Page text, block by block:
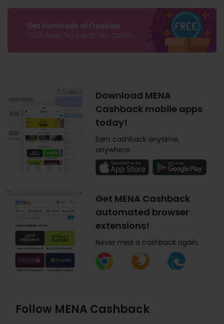
Download MENA
Cashback mobile apps
today!
Earn cashback anytime,
anywhere.
Get MENA Cashback
automated browser
extensions!
Never miss a cashback again.
Follow MENA Cashback